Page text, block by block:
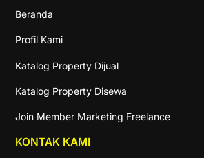
Beranda
Profil Kami
Katalog Property Dijual
Katalog Property Disewa
Join Member Marketing Freelance
KONTAK KAMI